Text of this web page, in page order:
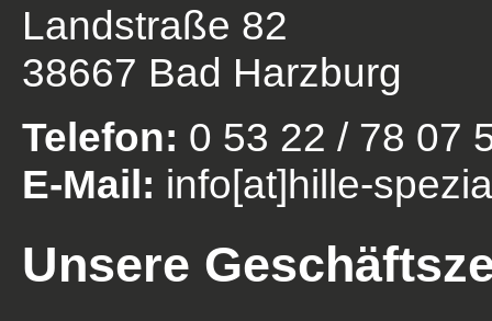
Landstraße 82
38667 Bad Harzburg
Telefon: 0 53 22 / 78 07
E-Mail: info[at]hille-
Unsere